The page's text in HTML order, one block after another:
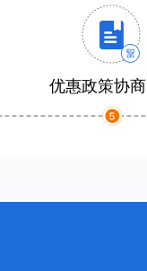
优惠政策协商